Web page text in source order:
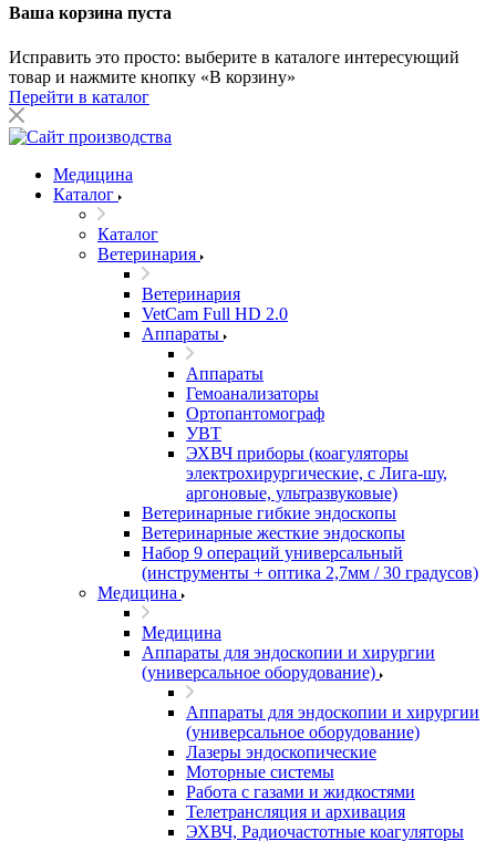
Ваша корзина пуста
Исправить это просто: выберите в каталоге интересующий
товар и нажмите кнопку «В корзину»
Перейти в каталог
Медицина
Каталог
Каталог
Ветеринария
Ветеринария
VetCam Full HD 2.0
Аппараты
Аппараты
Гемоанализаторы
Ортопантомограф
УВТ
ЭХВЧ приборы (коагуляторы
электрохирургические, с Лига-шу,
аргоновые, ультразвуковые)
Ветеринарные гибкие эндоскопы
Ветеринарные жесткие эндоскопы
Набор 9 операций универсальный
(инструменты + оптика 2,7мм / 30 градусов)
Медицина
Медицина
Аппараты для эндоскопии и хирургии
(универсальное оборудование)
Аппараты для эндоскопии и хирургии
(универсальное оборудование)
Лазеры эндоскопические
Моторные системы
Работа с газами и жидкостями
Телетрансляция и архивация
ЭХВЧ, Радиочастотные коагуляторы